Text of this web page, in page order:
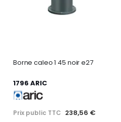
Borne caleo 1 45 noir e27
1796 ARIC
Prix public TTC 238,56 €